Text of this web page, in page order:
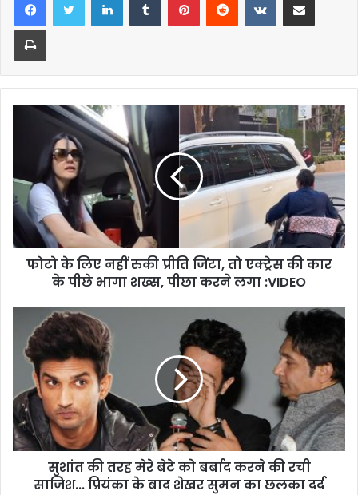
Print
फोटो के लिए नहीं रुकी प्रीति जिंटा, तो एक्ट्रेस की कार
के पीछे भागा शख्स, पीछा करने लगा :VIDEO
सुशांत की तरह मेरे बेटे को बर्बाद करने की रची
साजिश... प्रियंका के बाद शेखर सुमन का छलका दर्द